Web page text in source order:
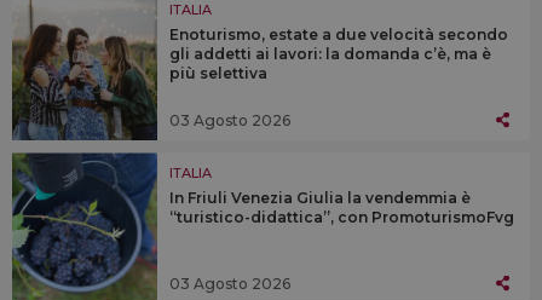
ITALIA
Enoturismo, estate a due velocità secondo
gli addetti ai lavori: la domanda c’è, ma è
più selettiva
03 Agosto 2026
ITALIA
In Friuli Venezia Giulia la vendemmia è
“turistico-didattica”, con PromoturismoFvg
03 Agosto 2026